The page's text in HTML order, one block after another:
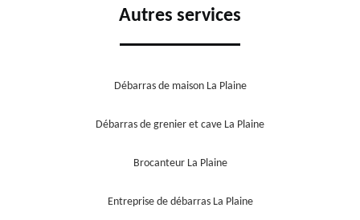
Autres services
Débarras de maison La Plaine
Débarras de grenier et cave La Plaine
Brocanteur La Plaine
Entreprise de débarras La Plaine